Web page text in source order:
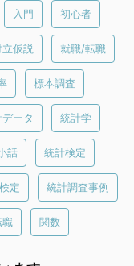
入門 初心者
立仮説 就職/転職
標本調査
ータ 統計学
話 統計検定
定 統計調査事例
職 関数